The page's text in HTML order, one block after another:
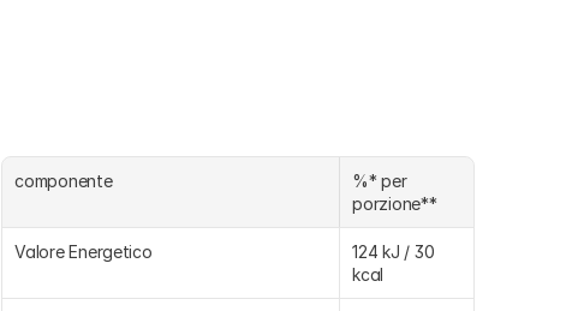
componente
%* per
porzione**
Valore Energetico
124 kJ / 30
kcal